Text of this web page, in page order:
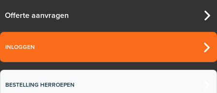
Offerte aanvragen
INLOGGEN
BESTELLING HERROEPEN